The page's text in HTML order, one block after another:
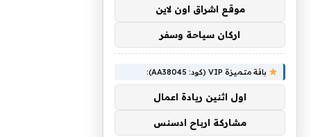
موقع اشراق اون لاين
اركان سياحة وسفر
باقة متميزة VIP (كود: AA38045):
اول اثنين ريادة اعمال
مشاركة ارباح ادسنس